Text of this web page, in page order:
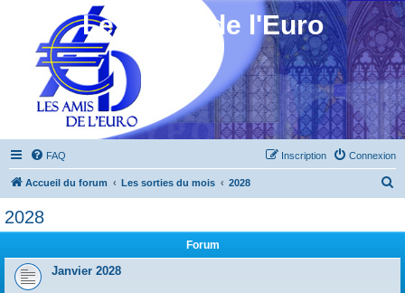
Les Amis de l'Euro
FAQ Connexion
Inscription
Accueil du forum Les sorties du mois 2028
2028
Forum
Janvier 2028